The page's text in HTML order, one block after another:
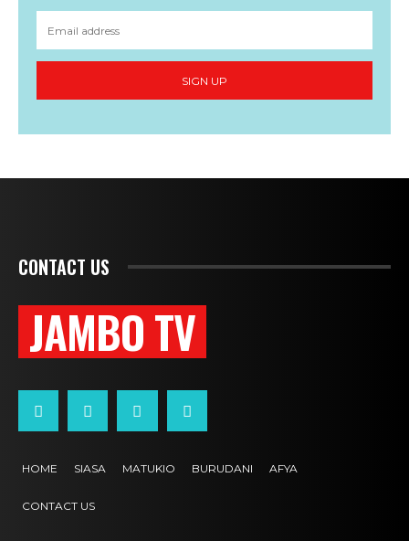
SIGN UP
CONTACT US
JAMBO TV
HOME SIASA MATUKIO BURUDANI AFYA
CONTACT US